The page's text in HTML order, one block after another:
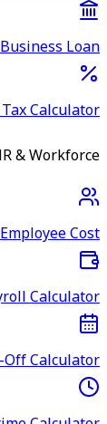
Business Loan
Calculator
& Workforce
Employee Cost
Calculator
Calculator